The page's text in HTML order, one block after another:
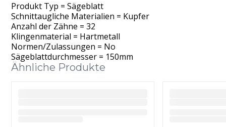
Produkt Typ = Sägeblatt
Schnittaugliche Materialien = Kupfer
Anzahl der Zähne = 32
Klingenmaterial = Hartmetall
Normen/Zulassungen = No
Sägeblattdurchmesser = 150mm
Ähnliche Produkte